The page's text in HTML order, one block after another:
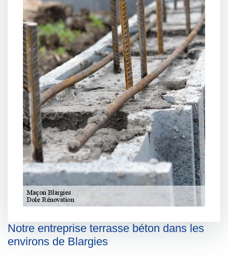
Notre entreprise terrasse béton dans les
environs de Blargies